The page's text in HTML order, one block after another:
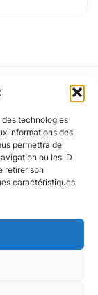
des technologies
informations des
permettra de
ou les ID
retirer son
caractéristiques
artificielle et